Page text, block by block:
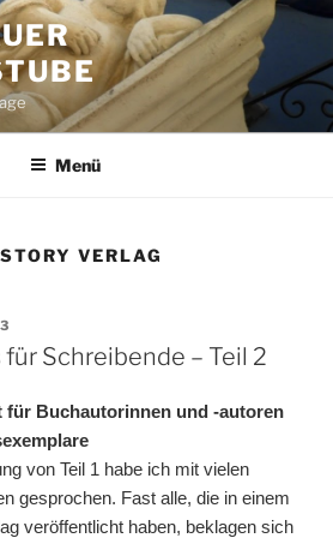
Menü
VERLAG
Schreibende – Teil 2
Buchautorinnen und -autoren
von Teil 1 habe ich mit vielen
gesprochen. Fast alle, die in einem
veröffentlicht haben, beklagen sich